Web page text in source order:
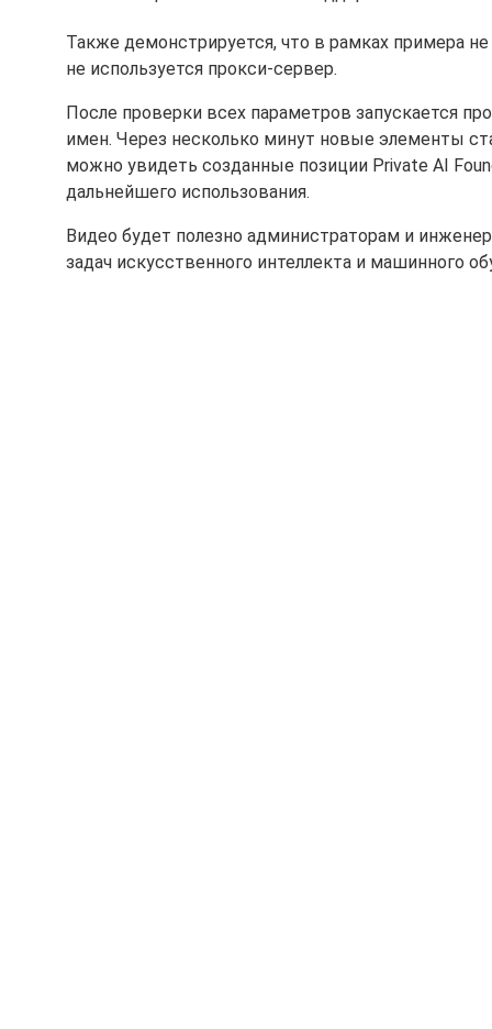
Также демонстрируется, что в рамках примера
не используется прокси-сервер.
После проверки всех параметров запускается
имен. Через несколько минут новые элементы
можно увидеть созданные позиции Private AI
дальнейшего использования.
Видео будет полезно администраторам и
задач искусственного интеллекта и машинного